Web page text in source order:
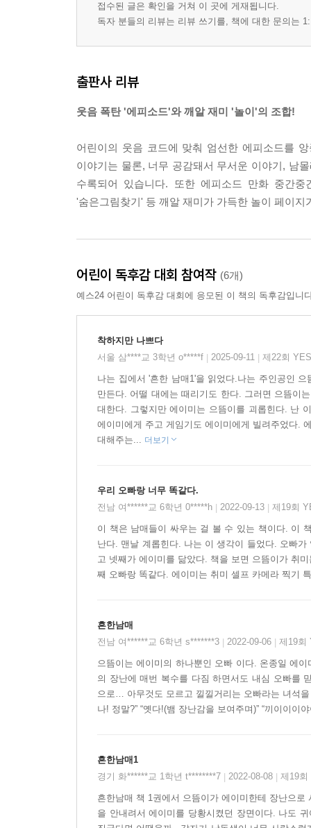
접수된 글은 확인을 거쳐 이 곳에 게재됩니다.
독자 분들의 리뷰는 리뷰 쓰기를, 책에 대한 문의는
출판사 리뷰
웃음 폭탄 '에피소드'와 깨알 재미 '놀이'의 조합!
어린이의 웃음 코드에 맞춰 엄선한 에피소드를
이야기는 물론, 너무 공감돼서 무서운 이야기, 남
수록되어 있습니다. 또한 에피소드 만화 중간
'숨은그림찾기' 등 깨알 재미가 가득한 놀이 페이지
어린이 독후감 대회 참여작 (6개)
예스24 어린이 독후감 대회에 응모된 이 책의 독후감입니
착하지만 나쁘다
서울 삼****교 3학년 o*****f
2025-09-11 제22회
나는 집에서 '흔한 남매1'을 읽었다.나는 주인공인
만든다. 어떨 대에는 때리기도 한다. 그러면 으뜸이
대한다. 그렇지만 에이미는 으뜸이를 괴롭힌다. 난
에이미에게 주고 게임기도 에이미에게 빌려주었다.
대해주는... 더보기
우리 오빠랑 너무 똑같다.
전남 여******교 6학년 0*****h
2022-09-13 제19회
이 책은 남매들이 싸우는 걸 볼 수 있는 책이다. 이
난다. 맨날 계롭힌다. 나는 이 생각이 들었다. 오빠
고 넷째가 에이미를 닮았다. 책을 보면 으뜸이가 취
째 오빠랑 똑같다. 에이미는 취미 셀프 카메라 찍기
흔한남매
전남 여******교 6학년 s*******3
2022-09-06 제19회
으뜸이는 에이미의 하나뿐인 오빠 이다. 온종일 에
의 장난에 매번 복수를 다짐 하면서도 내심 오빠를
으로… 아무것도 모르고 낄낄거리는 오빠라는 녀석을
나! 정말?” “옛다!(뱀 장난감을 보여주며)” “끼이이
흔한남매1
경기 화******교 1학년 t********7
2022-08-08 제19회
흔한남매 책 1권에서 으뜸이가 에이미한테 장난으
을 안내려서 에이미를 당황시켰던 장면이다. 나도